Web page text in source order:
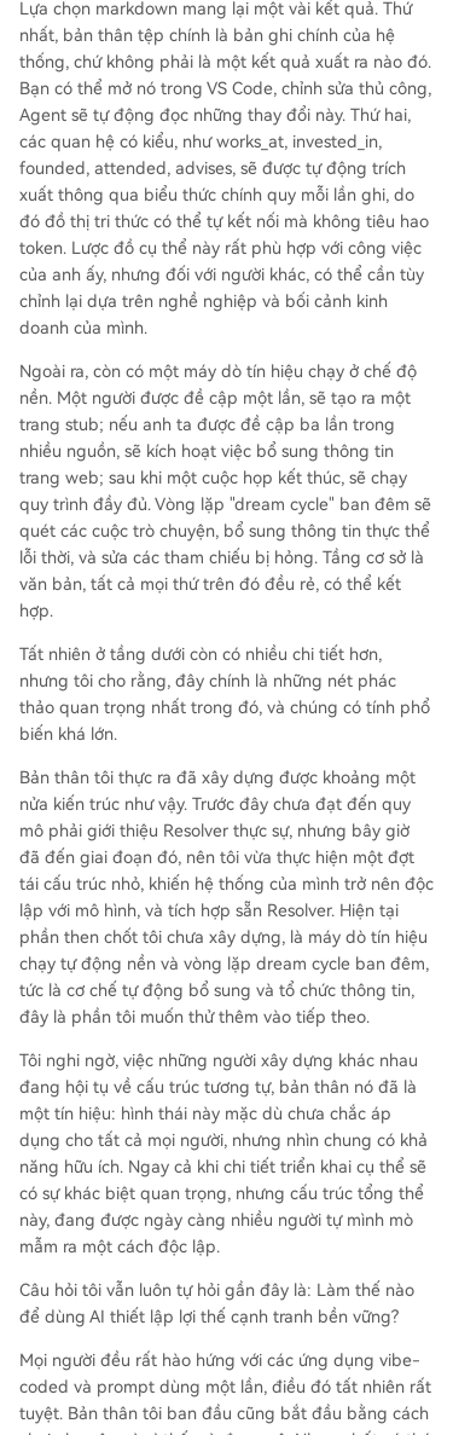
Lựa chọn markdown mang lại một vài kết quả. Thứ
nhất, bản thân tệp chính là bản ghi chính của hệ
thống, chứ không phải là một kết quả xuất ra nào đó.
Bạn có thể mở nó trong VS Code, chỉnh sửa thủ công,
Agent sẽ tự động đọc những thay đổi này. Thứ hai,
các quan hệ có kiểu, như works_at, invested_in,
founded, attended, advises, sẽ được tự động trích
xuất thông qua biểu thức chính quy mỗi lần ghi, do
đó đồ thị tri thức có thể tự kết nối mà không tiêu hao
token. Lược đồ cụ thể này rất phù hợp với công việc
của anh ấy, nhưng đối với người khác, có thể cần tùy
chỉnh lại dựa trên nghề nghiệp và bối cảnh kinh
doanh của mình.
Ngoài ra, còn có một máy dò tín hiệu chạy ở chế độ
nền. Một người được đề cập một lần, sẽ tạo ra một
trang stub; nếu anh ta được đề cập ba lần trong
nhiều nguồn, sẽ kích hoạt việc bổ sung thông tin
trang web; sau khi một cuộc họp kết thúc, sẽ chạy
quy trình đầy đủ. Vòng lặp "dream cycle" ban đêm sẽ
quét các cuộc trò chuyện, bổ sung thông tin thực thể
lỗi thời, và sửa các tham chiếu bị hỏng. Tầng cơ sở là
văn bản, tất cả mọi thứ trên đó đều rẻ, có thể kết
hợp.
Tất nhiên ở tầng dưới còn có nhiều chi tiết hơn,
nhưng tôi cho rằng, đây chính là những nét phác
thảo quan trọng nhất trong đó, và chúng có tính phổ
biến khá lớn.
Bản thân tôi thực ra đã xây dựng được khoảng một
nửa kiến trúc như vậy. Trước đây chưa đạt đến quy
mô phải giới thiệu Resolver thực sự, nhưng bây giờ
đã đến giai đoạn đó, nên tôi vừa thực hiện một đợt
tái cấu trúc nhỏ, khiến hệ thống của mình trở nên độc
lập với mô hình, và tích hợp sẵn Resolver. Hiện tại
phần then chốt tôi chưa xây dựng, là máy dò tín hiệu
chạy tự động nền và vòng lặp dream cycle ban đêm,
tức là cơ chế tự động bổ sung và tổ chức thông tin,
đây là phần tôi muốn thử thêm vào tiếp theo.
Tôi nghi ngờ, việc những người xây dựng khác nhau
đang hội tụ về cấu trúc tương tự, bản thân nó đã là
một tín hiệu: hình thái này mặc dù chưa chắc áp
dụng cho tất cả mọi người, nhưng nhìn chung có khả
năng hữu ích. Ngay cả khi chi tiết triển khai cụ thể sẽ
có sự khác biệt quan trọng, nhưng cấu trúc tổng thể
này, đang được ngày càng nhiều người tự mình mò
mẫm ra một cách độc lập.
Câu hỏi tôi vẫn luôn tự hỏi gần đây là: Làm thế nào
để dùng AI thiết lập lợi thế cạnh tranh bền vững?
Mọi người đều rất hào hứng với các ứng dụng vibe-
coded và prompt dùng một lần, điều đó tất nhiên rất
tuyệt. Bản thân tôi ban đầu cũng bắt đầu bằng cách